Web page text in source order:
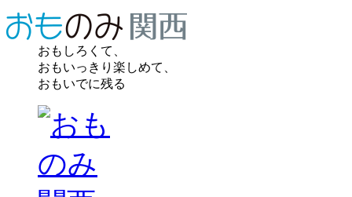
おもしろくて、
おもいっきり楽しめて、
おもいでに残る